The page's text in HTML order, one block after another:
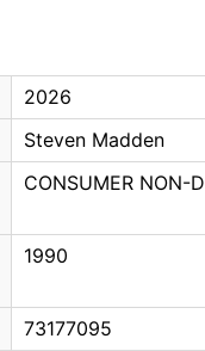
2026
Steven Madden
CONSUMER NON-
1990
73177095